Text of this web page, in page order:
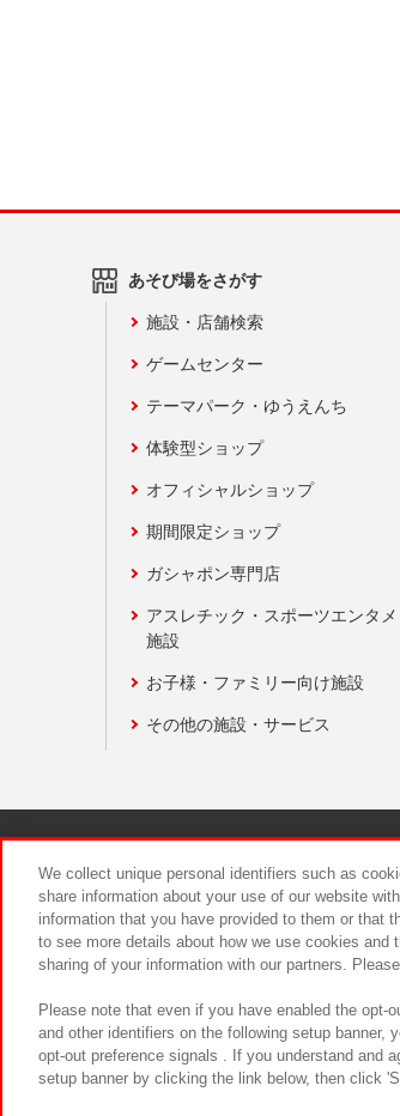
あそび場をさがす
施設・店舗検索
ゲームセンター
テーマパーク・ゆうえんち
体験型ショップ
オフィシャルショップ
期間限定ショップ
ガシャポン専門店
アスレチック・スポーツエンタメ
施設
お子様・ファミリー向け施設
その他の施設・サービス
We collect unique personal identifiers such as
share information about your use of our website
information that you have provided to them or that
to see more details about how we use cookies
sharing of your information with our partners.
Please note that even if you have enabled the
and other identifiers on the following setup banner,
opt-out preference signals . If you understand and
setup banner by clicking the link below, then click